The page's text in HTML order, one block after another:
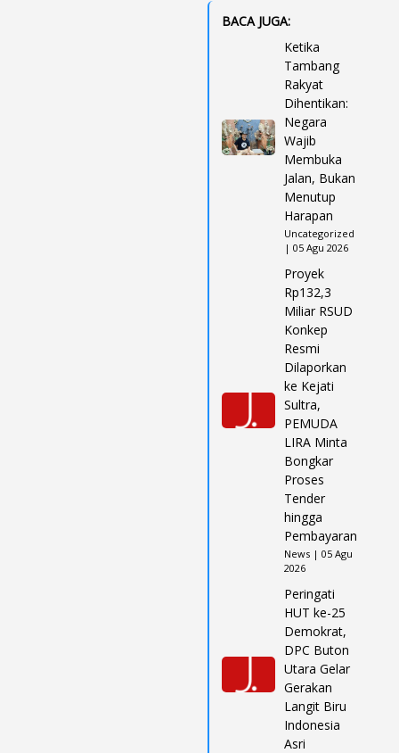
BACA JUGA:
Ketika
Tambang
Rakyat
Dihentikan:
Negara
Wajib
Membuka
Jalan, Bukan
Menutup
Harapan
Uncategorized
| 05 Agu 2026
Proyek
Rp132,3
Miliar RSUD
Konkep
Resmi
Dilaporkan
ke Kejati
Sultra,
PEMUDA
LIRA Minta
Bongkar
Proses
Tender
hingga
Pembayaran
News | 05 Agu
2026
Peringati
HUT ke-25
Demokrat,
DPC Buton
Utara Gelar
Gerakan
Langit Biru
Indonesia
Asri